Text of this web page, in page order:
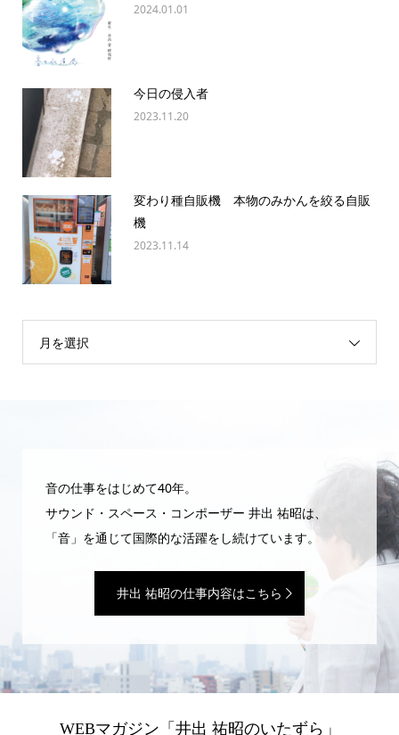
2024.01.01
今日の侵入者
2023.11.20
変わり種自販機 本物のみかんを絞る自販
機
2023.11.14
月を選択
音の仕事をはじめて40年。
サウンド・スペース・コンポーザー 井出 祐昭は、
「音」を通じて国際的な活躍をし続けています。
井出 祐昭の仕事内容はこちら
WEBマガジン「井出 祐昭のいたずら」